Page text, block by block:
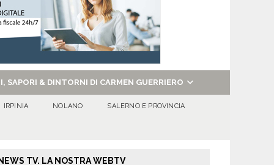
SAPORI & DINTORNI DI CARMEN GUERRIERO
IRPINIA NOLANO SALERNO E PROVINCIA
TV. LA NOSTRA WEBTV